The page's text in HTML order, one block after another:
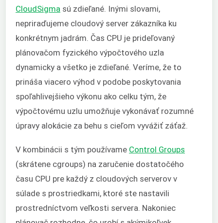
CloudSigma sú zdieľané. Inými slovami,
nepriraďujeme cloudový server zákazníka ku
konkrétnym jadrám. Čas CPU je prideľovaný
plánovačom fyzického výpočtového uzla
dynamicky a všetko je zdieľané. Veríme, že to
prináša viacero výhod v podobe poskytovania
spoľahlivejšieho výkonu ako celku tým, že
výpočtovému uzlu umožňuje vykonávať rozumné
úpravy alokácie za behu s cieľom vyvážiť záťaž.
V kombinácii s tým používame Control Groups
(skrátene cgroups) na zaručenie dostatočého
času CPU pre každý z cloudových serverov v
súlade s prostriedkami, ktoré ste nastavili
prostredníctvom veľkosti servera. Nakoniec